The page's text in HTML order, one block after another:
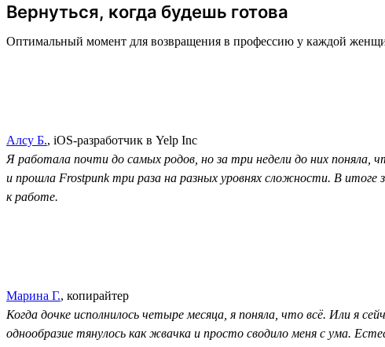
Вернуться, когда будешь готова
Оптимальный момент для возвращения в профессию у каждой
Алсу Б., iOS-разработчик в Yelp Inc
Я работала почти до самых родов, но за три недели до них поняла,
и прошла Frostpunk три раза на разных уровнях сложности. В итоге
к работе.
Марина Г., копирайтер
Когда дочке исполнилось четыре месяца, я поняла, что всё. Или я
однообразие тянулось как жвачка и просто сводило меня с ума.